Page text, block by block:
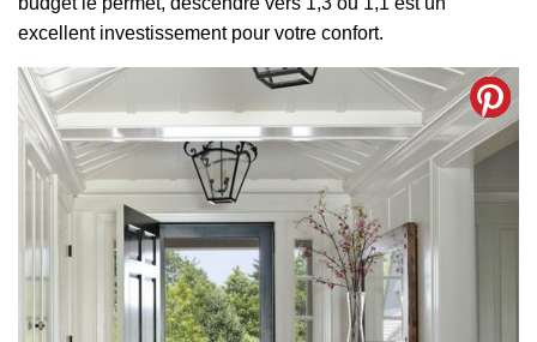
excellent investissement pour votre confort.